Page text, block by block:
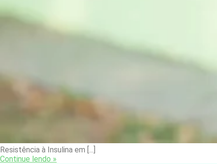
Resistência à Insulina em [...]
Continue lendo »